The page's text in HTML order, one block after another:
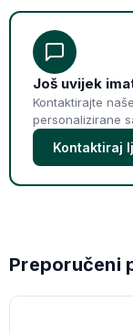
Još uvijek
Kontaktirajte
personalizirane
Kontaktiraj
Preporučeni